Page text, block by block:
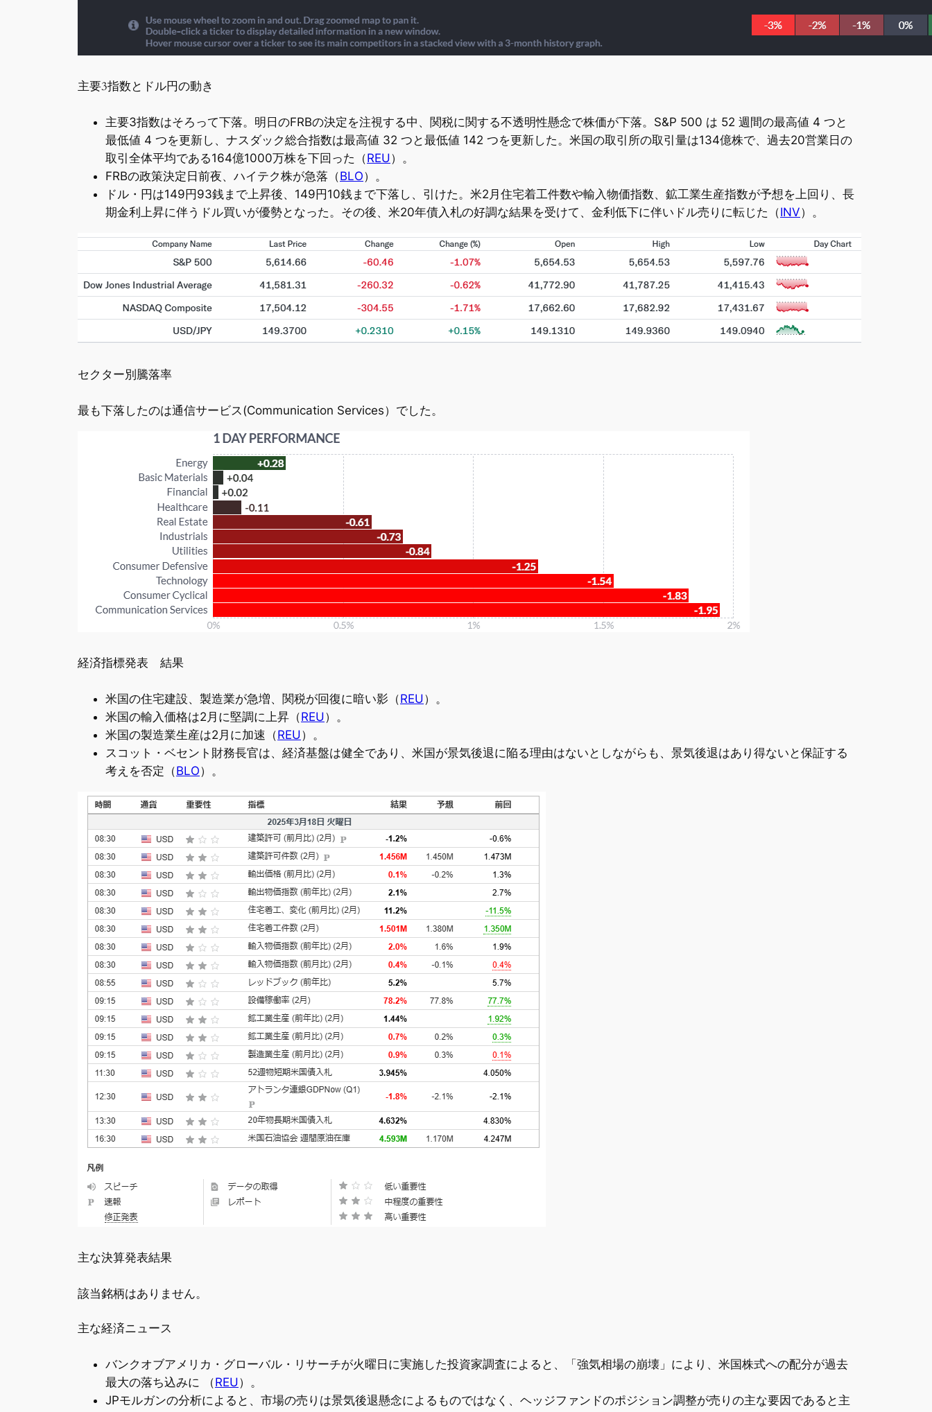
主要3指数とドル円の動き
主要3指数はそろって下落。明日のFRBの決定を注視する中、関税に関する不透明性懸念で株価が下落。S&P 500 は 52 週間の最高値 4 つと
最低値 4 つを更新し、ナスダック総合指数は最高値 32 つと最低値 142 つを更新した。米国の取引所の取引量は134億株で、過去20営業日の
取引全体平均である164億1000万株を下回った（REU）。
FRBの政策決定日前夜、ハイテク株が急落（BLO）。
ドル・円は149円93銭まで上昇後、149円10銭まで下落し、引けた。米2月住宅着工件数や輸入物価指数、鉱工業生産指数が予想を上回り、長
期金利上昇に伴うドル買いが優勢となった。その後、米20年債入札の好調な結果を受けて、金利低下に伴いドル売りに転じた（INV）。
セクター別騰落率
最も下落したのは通信サービス(Communication Services）でした。
経済指標発表 結果
米国の住宅建設、製造業が急増、関税が回復に暗い影（REU）。
米国の輸入価格は2月に堅調に上昇（REU）。
米国の製造業生産は2月に加速（REU）。
スコット・ベセント財務長官は、経済基盤は健全であり、米国が景気後退に陥る理由はないとしながらも、景気後退はあり得ないと保証する
考えを否定（BLO）。
主な決算発表結果
該当銘柄はありません。
主な経済ニュース
バンクオブアメリカ・グローバル・リサーチが火曜日に実施した投資家調査によると、「強気相場の崩壊」により、米国株式への配分が過去
最大の落ち込みに （REU）。
JPモルガンの分析によると、市場の売りは景気後退懸念によるものではなく、ヘッジファンドのポジション調整が売りの主な要因であると主